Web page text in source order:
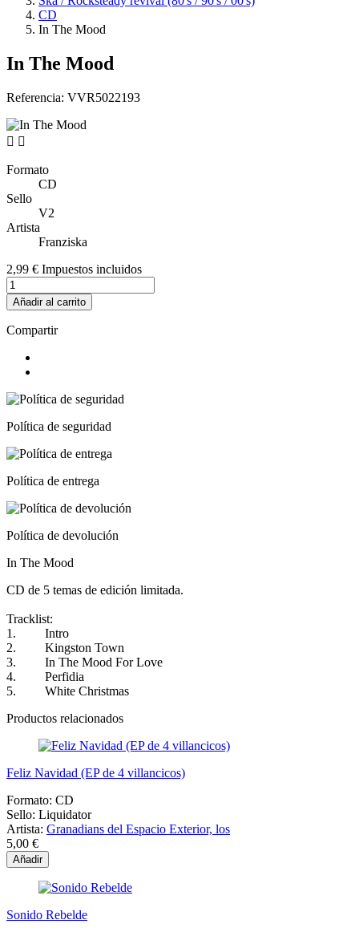
CD
In The Mood
In The Mood
Referencia: VVR5022193
 
Formato
CD
Sello
V2
Artista
Franziska
2,99 € Impuestos incluidos
Añadir al carrito
Compartir
Política de seguridad
Política de entrega
Política de devolución
In The Mood
CD de 5 temas de edición limitada.
Tracklist:
1. Intro
2. Kingston Town
3. In The Mood For Love
4. Perfidia
5. White Christmas
Productos relacionados
Feliz Navidad (EP de 4 villancicos)
Formato: CD
Sello: Liquidator
Artista: Granadians del Espacio Exterior, los
5,00 €
Añadir
Sonido Rebelde